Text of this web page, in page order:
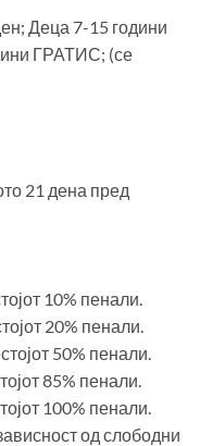
Деца 7-15 години
ГРАТИС; (се
21 дена пред
10% пенали.
20% пенали.
50% пенали.
85% пенали.
100% пенали.
од слободни